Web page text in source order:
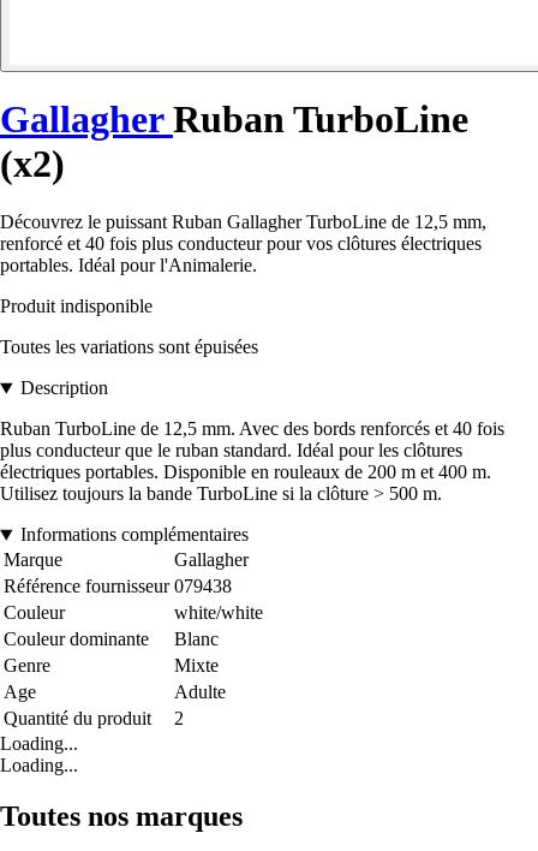
GallagherRuban TurboLine
(x2)
Découvrez le puissant Ruban Gallagher TurboLine de 12,5 mm,
renforcé et 40 fois plus conducteur pour vos clôtures électriques
portables. Idéal pour l'Animalerie.
Produit indisponible
Toutes les variations sont épuisées
Description
Ruban TurboLine de 12,5 mm. Avec des bords renforcés et 40 fois
plus conducteur que le ruban standard. Idéal pour les clôtures
électriques portables. Disponible en rouleaux de 200 m et 400 m.
Utilisez toujours la bande TurboLine si la clôture > 500 m.
Informations complémentaires
Marque
Gallagher
Référence fournisseur 079438
Couleur
white/white
Couleur dominante
Blanc
Genre
Mixte
Age
Adulte
Quantité du produit
2
Loading...
Loading...
Toutes nos marques